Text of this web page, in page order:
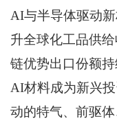
AI与半导体驱动
升全球化工品供
链优势出口份额
AI材料成为新兴
动的特气、前驱